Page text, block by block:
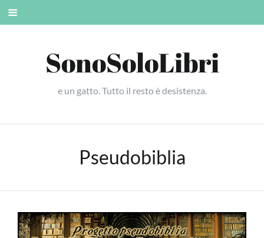
Skip
SonoSoloLibri
e un gatto. Tutto il resto è desistenza.
Pseudobiblia